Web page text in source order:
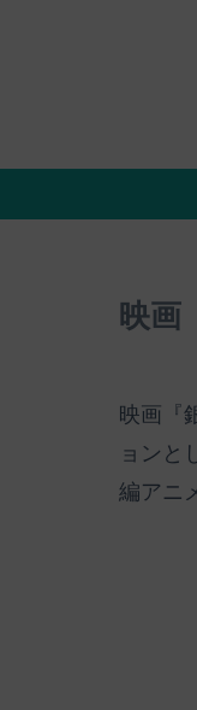
映画
映画『
ョンと
編アニ